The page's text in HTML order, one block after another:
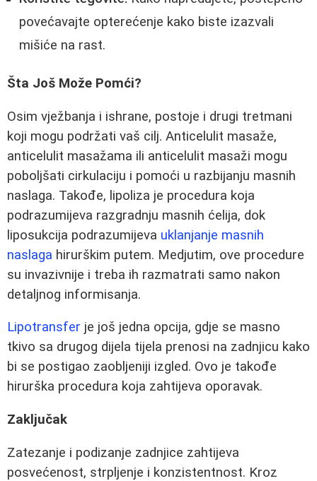
povećavajte opterećenje kako biste izazvali
mišiće na rast.
Šta Još Može Pomći?
Osim vježbanja i ishrane, postoje i drugi tretmani
koji mogu podržati vaš cilj. Anticelulit masaže,
anticelulit masažama ili anticelulit masaži mogu
poboljšati cirkulaciju i pomoći u razbijanju masnih
naslaga. Takođe, lipoliza je procedura koja
podrazumijeva razgradnju masnih ćelija, dok
liposukcija podrazumijeva uklanjanje masnih
naslaga hirurškim putem. Medjutim, ove procedure
su invazivnije i treba ih razmatrati samo nakon
detaljnog informisanja.
Lipotransfer je još jedna opcija, gdje se masno
tkivo sa drugog dijela tijela prenosi na zadnjicu kako
bi se postigao zaobljeniji izgled. Ovo je takođe
hirurška procedura koja zahtijeva oporavak.
Zaključak
Zatezanje i podizanje zadnjice zahtijeva
posvećenost, strpljenje i konzistentnost. Kroz